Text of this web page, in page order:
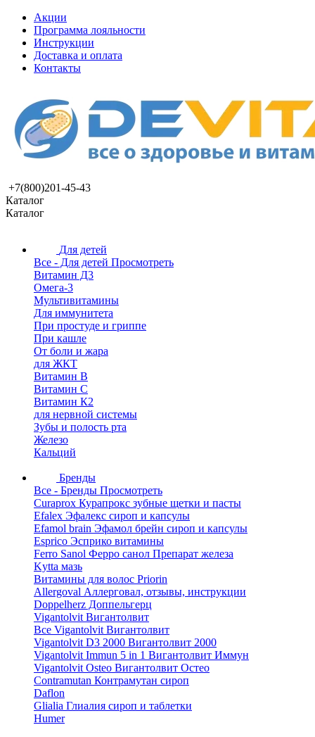
Акции
Программа лояльности
Инструкции
Доставка и оплата
Контакты
+7(800)201-45-43
Каталог
Каталог
Для детей
Все - Для детей Просмотреть
Витамин Д3
Омега-3
Мультивитамины
Для иммунитета
При простуде и гриппе
При кашле
От боли и жара
для ЖКТ
Витамин В
Витамин С
Витамин К2
для нервной системы
Зубы и полость рта
Железо
Кальций
Бренды
Все - Бренды Просмотреть
Curaprox Курапрокс зубные щетки и пасты
Efalex Эфалекс сироп и капсулы
Efamol brain Эфамол брейн сироп и капсулы
Esprico Эсприко витамины
Ferro Sanol Ферро санол Препарат железа
Kytta мазь
Витамины для волос Priorin
Allergoval Аллерговал, отзывы, инструкции
Doppelherz Доппельгерц
Vigantolvit Вигантолвит
Все Vigantolvit Вигантолвит
Vigantolvit D3 2000 Вигантолвит 2000
Vigantolvit Immun 5 in 1 Вигантолвит Иммун
Vigantolvit Osteo Вигантолвит Остео
Contramutan Контрамутан сироп
Daflon
Glialia Глиалия сироп и таблетки
Humer